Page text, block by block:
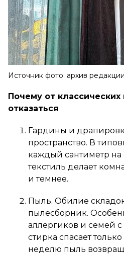
Источник фото: архив редакции
Почему от
отказаться
Гардины и
пространство. В
каждый сантиметр на
текстиль делает
и темнее.
Пыль. Обилие
пылесборник.
аллергиков и семей
стирка спасает
неделю пыль